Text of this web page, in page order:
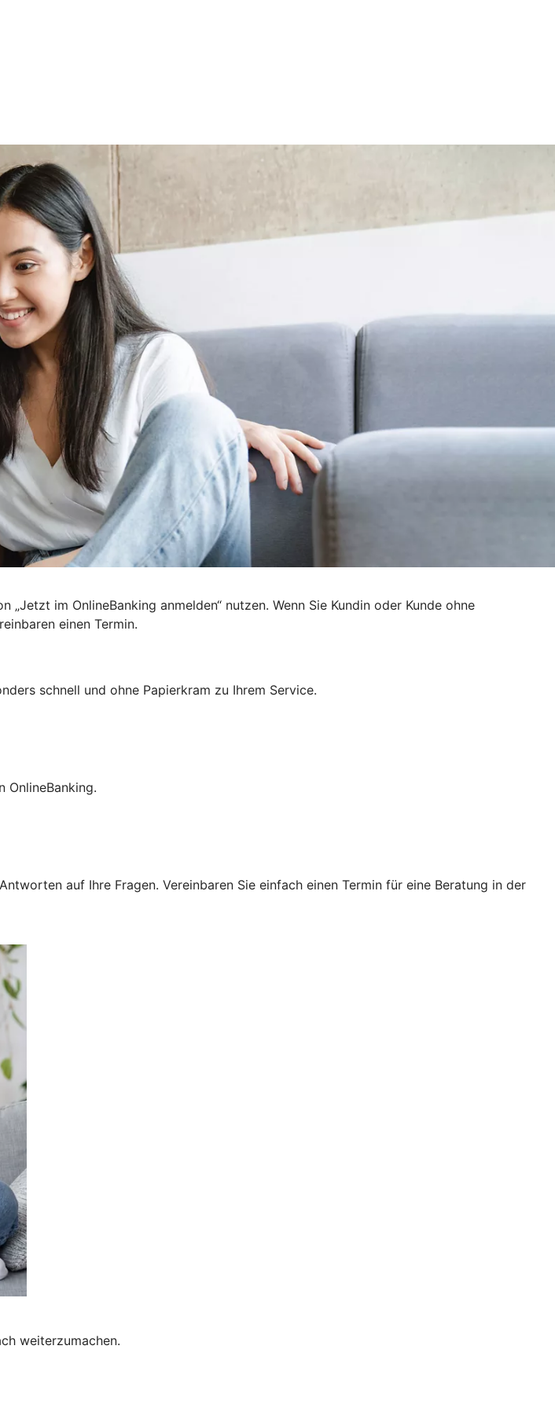
im OnlineBanking anmelden“ nutzen. Wenn Sie Kundin oder Kunde ohne
einen Termin.
schnell und ohne Papierkram zu Ihrem Service.
OnlineBanking.
auf Ihre Fragen. Vereinbaren Sie einfach einen Termin für eine Beratung in der
weiterzumachen.